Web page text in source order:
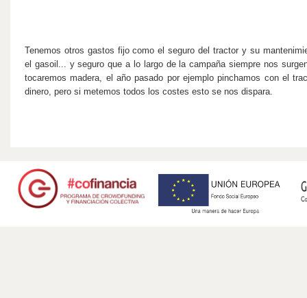
Tenemos otros gastos fijo como el seguro del tractor y su
el gasoil... y seguro que a lo largo de la campaña siempre nos
tocaremos madera, el año pasado por ejemplo pinchamos con el
dinero, pero si metemos todos los costes esto se nos dispara.